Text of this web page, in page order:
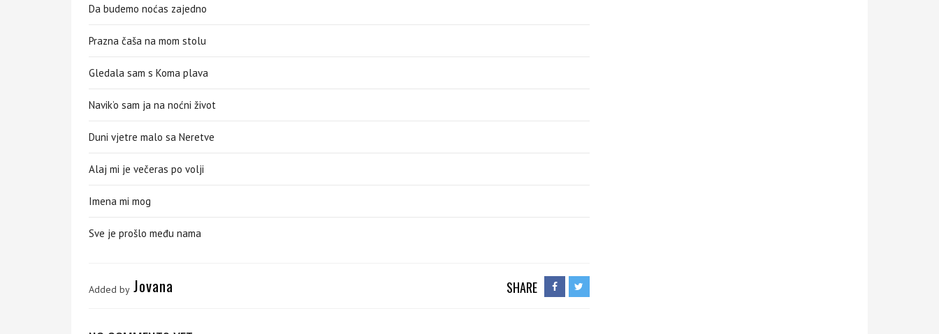
Da budemo noćas zajedno
Prazna čaša na mom stolu
Gledala sam s Koma plava
Navik’o sam ja na noćni život
Duni vjetre malo sa Neretve
Alaj mi je večeras po volji
Imena mi mog
Sve je prošlo među nama
Added by Jovana SHARE